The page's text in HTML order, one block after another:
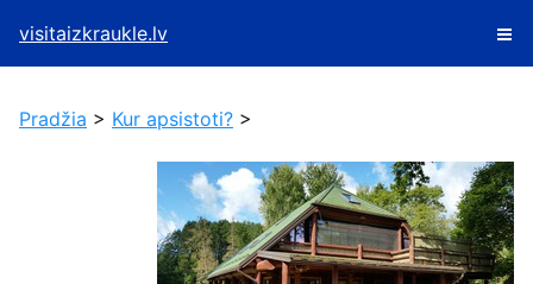
visitaizkraukle.lv
Pradžia > Kur apsistoti? >